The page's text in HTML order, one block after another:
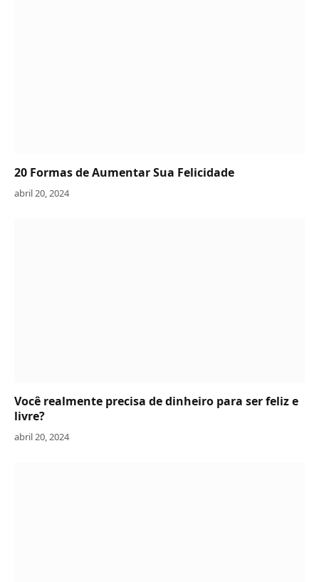
20 Formas de Aumentar Sua Felicidade
abril 20, 2024
Você realmente precisa de dinheiro para ser feliz e
livre?
abril 20, 2024